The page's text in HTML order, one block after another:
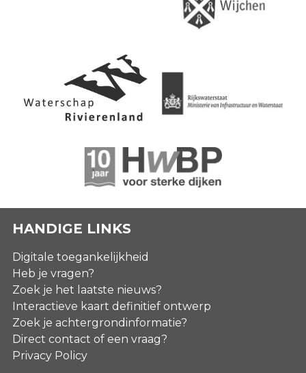
HANDIGE LINKS
Digitale toegankelijkheid
Heb je vragen?
Zoek je het laatste nieuws?
Interactieve kaart definitief ontwerp
Zoek je achtergrondinformatie?
Direct contact of een vraag?
Privacy Policy